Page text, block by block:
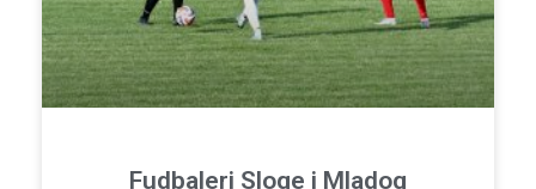
Fudbaleri Sloge i Mladog